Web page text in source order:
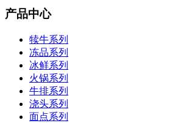
产品中心
犊牛系列
冻品系列
冰鲜系列
火锅系列
牛排系列
浇头系列
面点系列